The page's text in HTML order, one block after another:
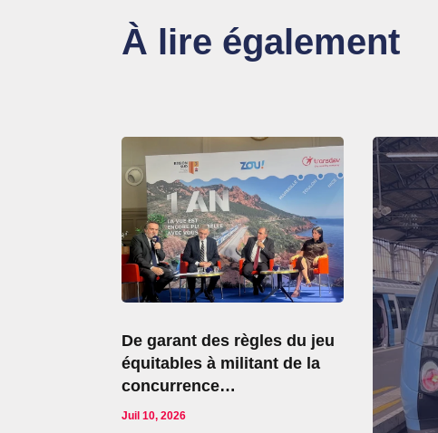
À lire également
De garant des règles du jeu
équitables à militant de la
concurrence…
Juil 10, 2026